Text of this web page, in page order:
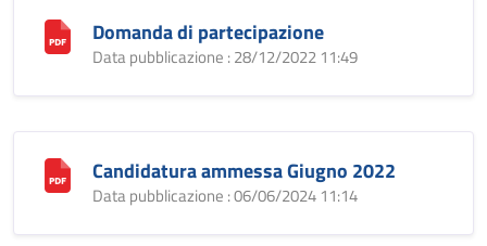
Domanda di partecipazione
Data pubblicazione : 28/12/2022 11:49
Candidatura ammessa Giugno 2022
Data pubblicazione : 06/06/2024 11:14